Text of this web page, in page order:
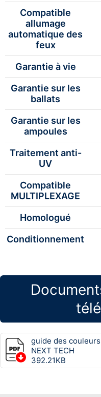
Compatible
allumage
automatique des
feux
Garantie à vie
Garantie sur les
ballats
Garantie sur les
ampoules
Traitement anti-
UV
Compatible
MULTIPLEXAGE
Homologué
Conditionnement
guide des couleurs
NEXT TECH
392.21KB